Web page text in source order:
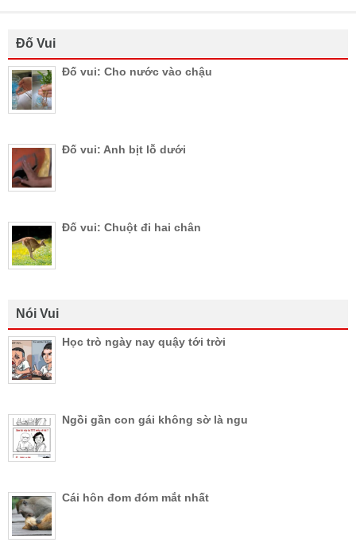
Đố Vui
Đố vui: Cho nước vào chậu
Đố vui: Anh bịt lỗ dưới
Đố vui: Chuột đi hai chân
Nói Vui
Học trò ngày nay quậy tới trời
Ngồi gần con gái không sờ là ngu
Cái hôn đom đóm mắt nhất